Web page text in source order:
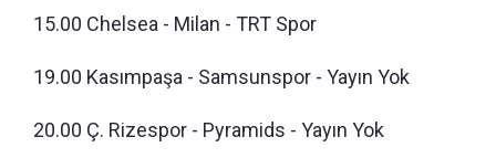
15.00 Chelsea - Milan - TRT Spor
19.00 Kasımpaşa - Samsunspor - Yayın Yok
20.00 Ç. Rizespor - Pyramids - Yayın Yok